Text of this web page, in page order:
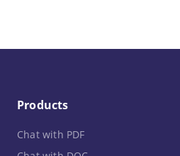
Products
Chat with PDF